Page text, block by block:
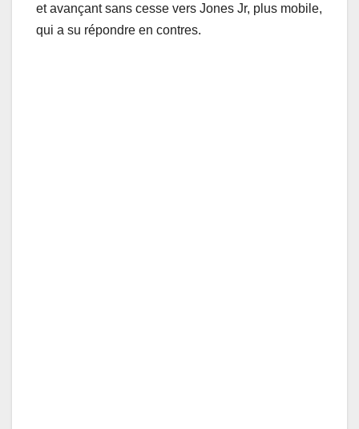
et avançant sans cesse vers Jones Jr, plus mobile,
qui a su répondre en contres.